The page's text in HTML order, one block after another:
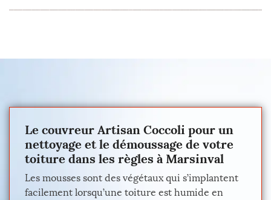
Le couvreur Artisan Coccoli pour un
nettoyage et le démoussage de votre
toiture dans les règles à Marsinval
Les mousses sont des végétaux qui s’implantent
facilement lorsqu’une toiture est humide en